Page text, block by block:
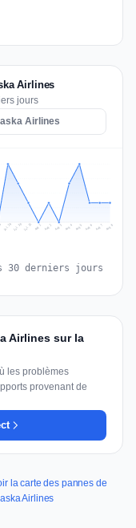
Airlines
jours
Airlines
Jul 29 Jul 30 Jul 31 Aug 1 Aug 2 Aug 3 Aug 4 Aug 5 Aug 6 Aug 7 Aug 8
30 derniers jours
Airlines sur la
les problèmes
provenant de
la carte des pannes de
Airlines